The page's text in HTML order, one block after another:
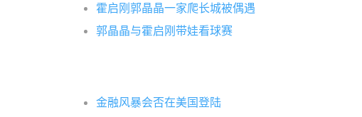
霍启刚郭晶晶一家爬长城被偶遇
郭晶晶与霍启刚带娃看球赛
金融风暴会否在美国登陆